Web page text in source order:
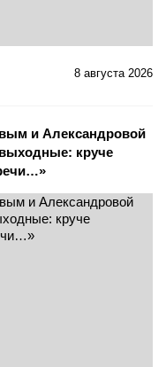
8 августа 2026
и Александровой
круче